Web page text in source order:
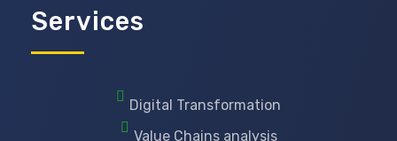
Services
Digital Transformation
Value Chains analysis